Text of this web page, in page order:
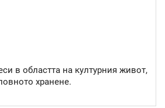
в областта на културния живот,
хранене.